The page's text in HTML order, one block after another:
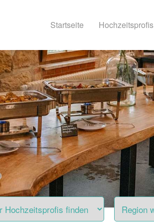
Startseite Hochzeitsprofis